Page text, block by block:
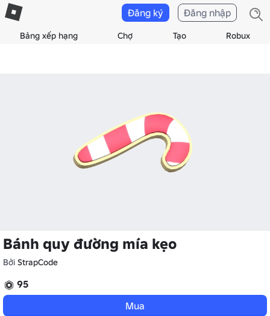
Bảng xếp hạng Chợ Tạo Robux
Đăng ký Đăng nhập
Bánh quy đường mía kẹo
Bởi StrapCode
95
Mua